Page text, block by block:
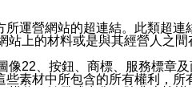
何企業官方帳號或認證官方帳
運營網站的超連結。此類超
上的材料或是與其經營人之間
22、按鈕、商標、服務標章
素材中所包含的所有權利，